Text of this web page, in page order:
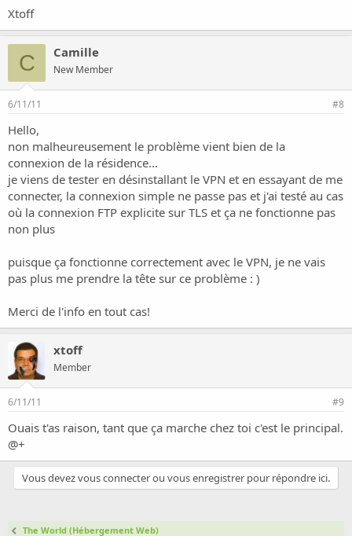
Xtoff
C Camille
New Member
6/11/11 #8
Hello,
non malheureusement le problème vient bien de la
connexion de la résidence...
je viens de tester en désinstallant le VPN et en essayant de me
connecter, la connexion simple ne passe pas et j'ai testé au cas
où la connexion FTP explicite sur TLS et ça ne fonctionne pas
non plus
puisque ça fonctionne correctement avec le VPN, je ne vais
pas plus me prendre la tête sur ce problème : )
Merci de l'info en tout cas!
xtoff
Member
6/11/11 #9
Ouais t'as raison, tant que ça marche chez toi c'est le principal.
@+
Vous devez vous connecter ou vous enregistrer pour répondre ici.
The World (Hébergement Web)